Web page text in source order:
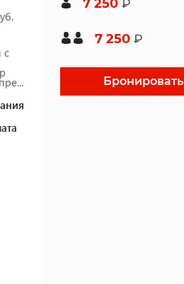
с
7 250 ₽
7 250 ₽
Бронировать